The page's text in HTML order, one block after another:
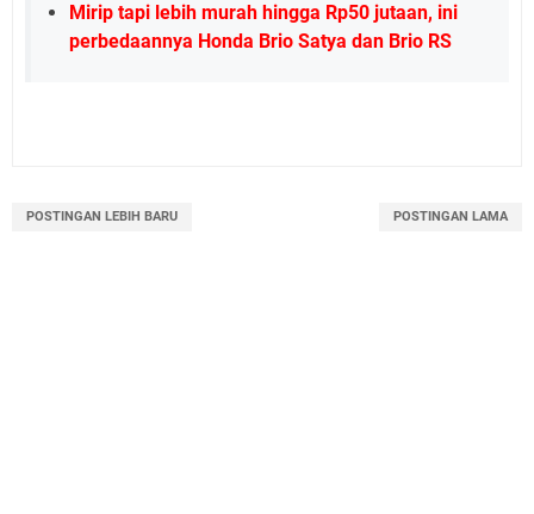
Mirip tapi lebih murah hingga Rp50 jutaan, ini
perbedaannya Honda Brio Satya dan Brio RS
POSTINGAN LEBIH BARU POSTINGAN LAMA